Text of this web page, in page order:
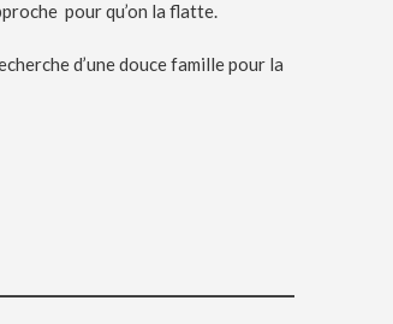
pour qu’on la flatte.
d’une douce famille pour la